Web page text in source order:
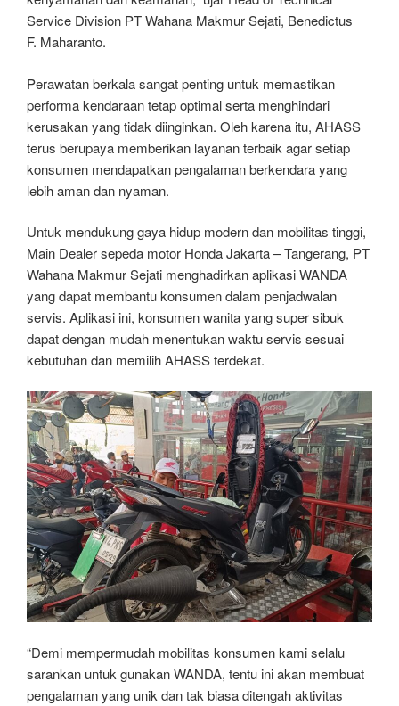
Service Division PT Wahana Makmur Sejati, Benedictus
F. Maharanto.
Perawatan berkala sangat penting untuk memastikan
performa kendaraan tetap optimal serta menghindari
kerusakan yang tidak diinginkan. Oleh karena itu, AHASS
terus berupaya memberikan layanan terbaik agar setiap
konsumen mendapatkan pengalaman berkendara yang
lebih aman dan nyaman.
Untuk mendukung gaya hidup modern dan mobilitas tinggi,
Main Dealer sepeda motor Honda Jakarta – Tangerang, PT
Wahana Makmur Sejati menghadirkan aplikasi WANDA
yang dapat membantu konsumen dalam penjadwalan
servis. Aplikasi ini, konsumen wanita yang super sibuk
dapat dengan mudah menentukan waktu servis sesuai
kebutuhan dan memilih AHASS terdekat.
“Demi mempermudah mobilitas konsumen kami selalu
sarankan untuk gunakan WANDA, tentu ini akan membuat
pengalaman yang unik dan tak biasa ditengah aktivitas